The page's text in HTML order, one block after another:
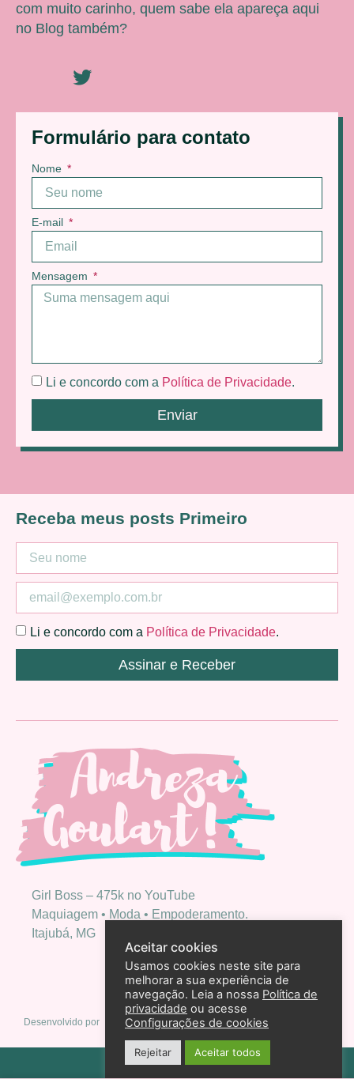
Formulário para contato
Nome
E-mail
Mensagem
Li e concordo com a Política de Privacidade.
Enviar
com muito carinho, quem sabe ela apareça aqui
no Blog também?
Girl Boss – 475k no YouTube
Maquiagem • Moda • Empoderamento.
Itajubá, MG
Receba meus posts Primeiro
Li e concordo com a Política de Privacidade.
Assinar e Receber
Desenvolvido por
Política de privacidade
Aceitar cookies
Usamos cookies neste site para
melhorar a sua experiência de
navegação. Leia a nossa Política de
privacidade ou acesse
Configurações de cookies
Rejeitar Aceitar todos